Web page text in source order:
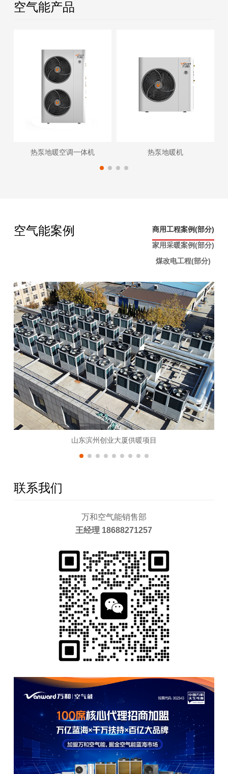
空气能产品
热泵地暖空调一体机 热泵地暖机
空气能案例
商用工程案例(部分)
家用采暖案例(部分)
煤改电工程(部分)
山东滨州创业大厦供暖项目
联系我们
万和空气能销售部
王经理 18688271257